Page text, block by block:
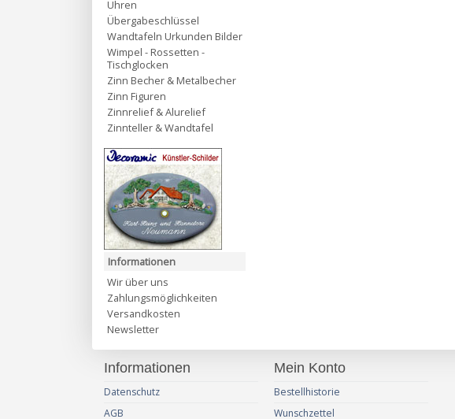
Uhren
Übergabeschlüssel
Wandtafeln Urkunden Bilder
Wimpel - Rossetten -
Tischglocken
Zinn Becher & Metalbecher
Zinn Figuren
Zinnrelief & Alurelief
Zinnteller & Wandtafel
Informationen
Wir über uns
Zahlungsmöglichkeiten
Versandkosten
Newsletter
Informationen
Datenschutz
AGB
Mein Konto
Bestellhistorie
Wunschzettel